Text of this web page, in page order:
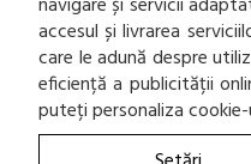
accesul și livrarea
care le adună despre
eficiență a publicității
puteți personaliza